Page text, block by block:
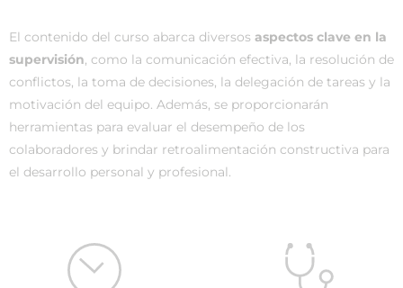
El contenido del curso abarca diversos aspectos clave en la
supervisión, como la comunicación efectiva, la resolución de
conflictos, la toma de decisiones, la delegación de tareas y la
motivación del equipo. Además, se proporcionarán
herramientas para evaluar el desempeño de los
colaboradores y brindar retroalimentación constructiva para
el desarrollo personal y profesional.